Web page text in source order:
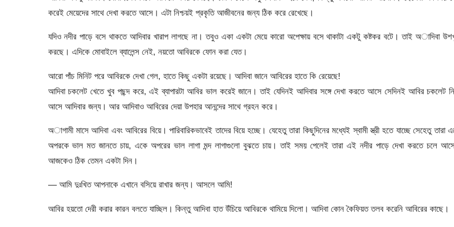
করেই মেয়েদের সাথে দেখা করতে আসে। এটা নিশ্চয়ই প্রকৃতি আজীবনের জন্য ঠিক করে রেখেছে।
যদিও নদীর পাড়ে বসে থাকতে আদিবার খারাপ লাগছে না। তবুও একা একটা মেয়ে কারো অপেক্ষায় বসে থাকাটা একটু কষ্টকর বটে। তাই অাদিবা
করছে। এদিকে মোবাইলে ব্যালেন্স নেই, নয়তো আবিরকে ফোন করা যেত।
আরো পাঁচ মিনিট পরে আবিরকে দেখা গেল, হাতে কিছু একটা রয়েছে। আদিবা জানে আবিরের হাতে কি রেয়েছে!
আদিবা চকলেট খেতে খুব পছন্দ করে, এই ব্যাপারটা আবির ভাল করেই জানে। তাই যেদিনই আদিবার সঙ্গে দেখা করতে আসে সেদিনই আবির চকলেট
আসে আদিবার জন্য। আর আদিবাও আবিরের দেয়া উপহার আনন্দের সাথে গ্রহন করে।
অাগামী মাসে আদিবা এবং আবিরের বিয়ে। পারিবারিকভাবেই তাদের বিয়ে হচ্ছে। যেহেতু তারা কিছুদিনের মধ্যেই স্বামী স্ত্রী হতে যাচ্ছে সেহেতু তারা
অপরকে ভাল মত জানতে চায়, একে অপরের ভাল লাগা মন্দ লাগাগুলো বুঝতে চায়। তাই সময় পেলেই তারা এই নদীর পাড়ে দেখা করতে চলে
আজকেও ঠিক তেমন একটা দিন।
— আমি দুঃখিত আপনাকে এখানে বসিয়ে রাখার জন্য। আসলে আমি!
আবির হয়তো দেরী করার কারন বলতে যাচ্ছিল। কিন্তু আদিবা হাত উঁচিয়ে আবিরকে থামিয়ে দিলো। আদিবা কোন কৈফিয়ত তলব করেনি আবিরের কাছে।